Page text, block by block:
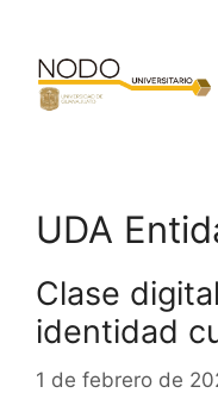
contenido
UDA
Clase
identidad
1 de febrero de